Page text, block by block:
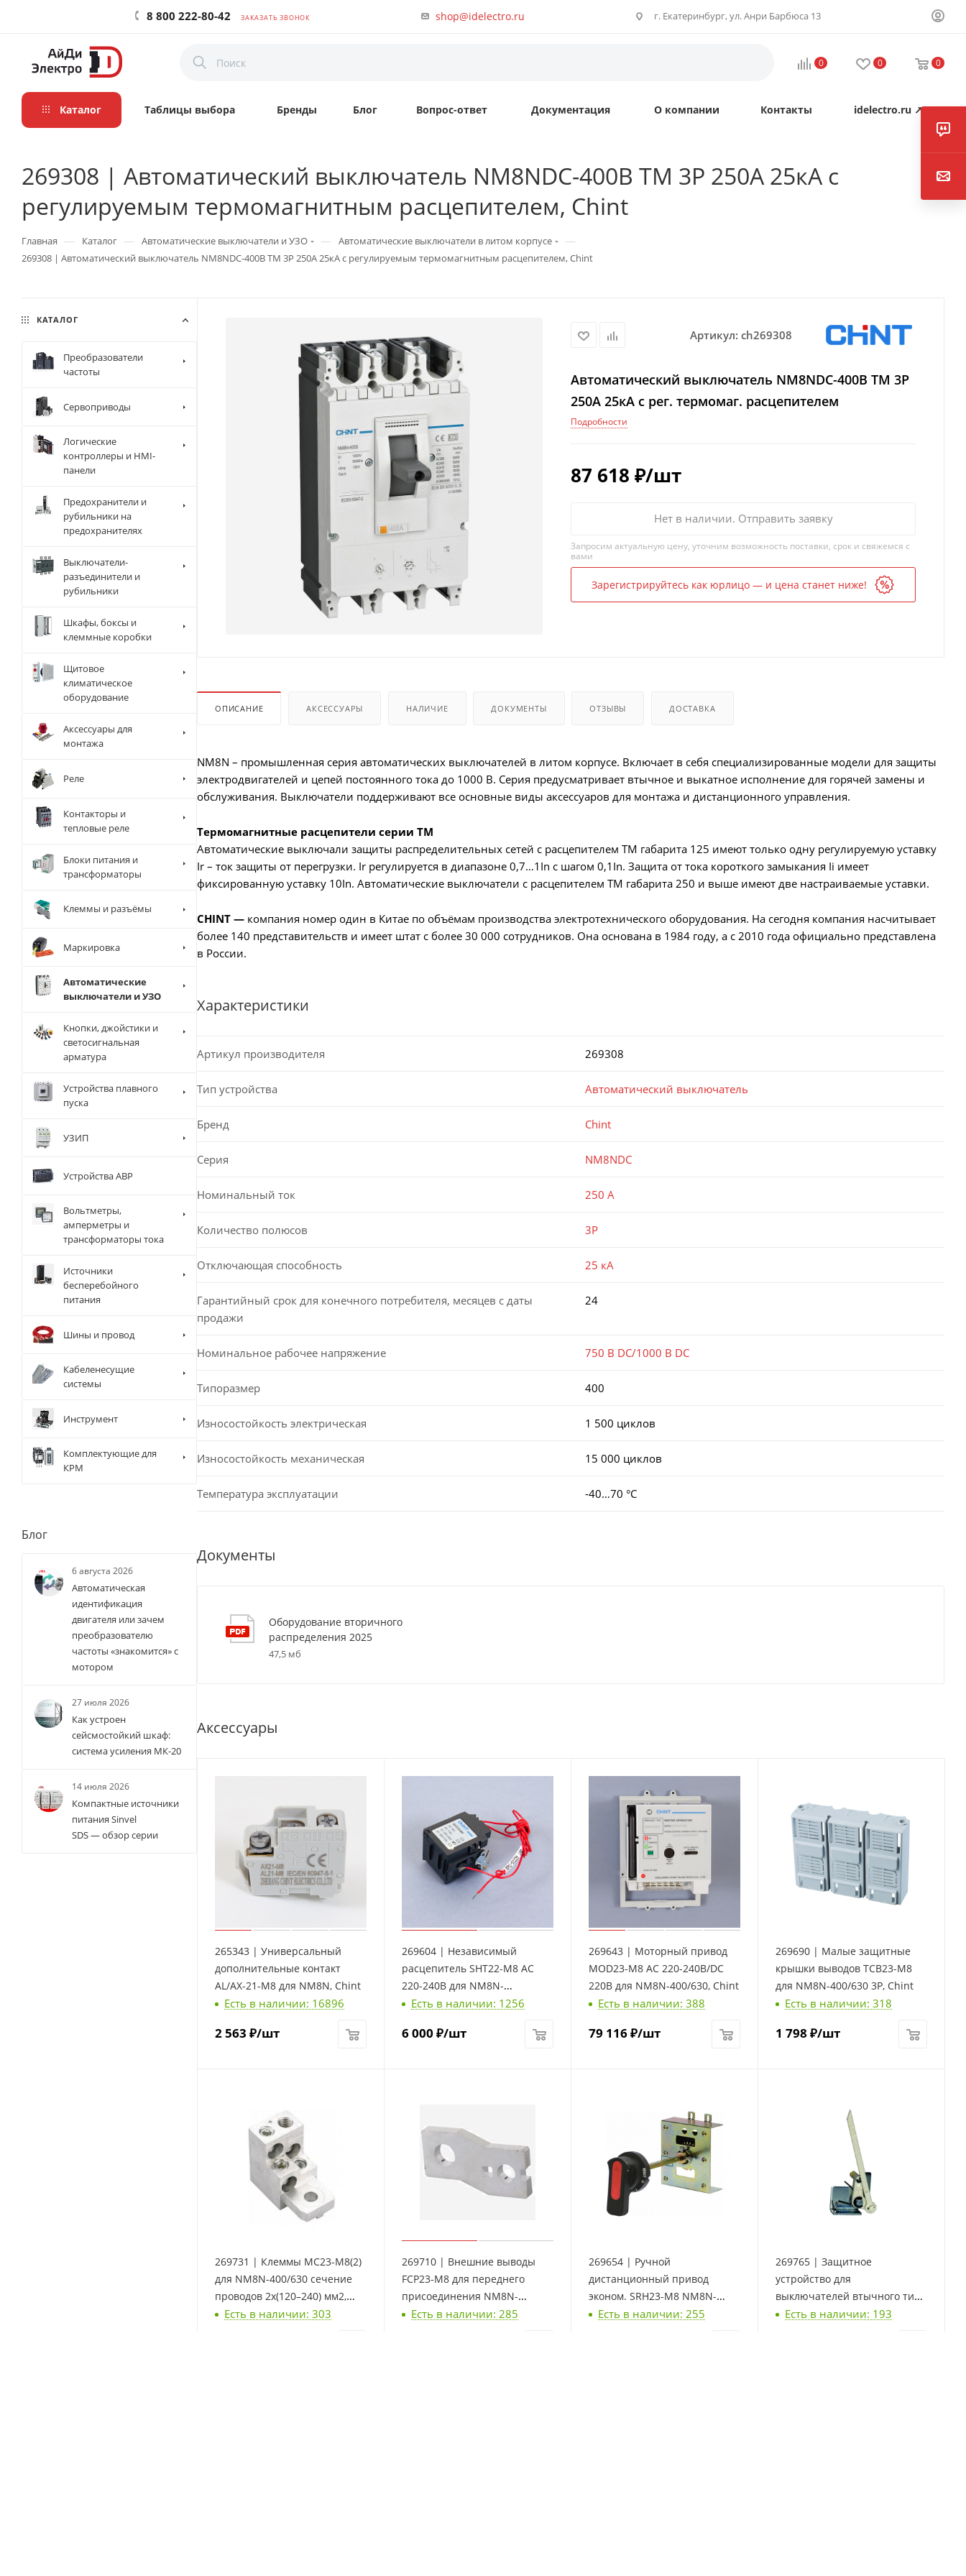
8 800 222-80-42 ЗАКАЗАТЬ ЗВОНОК shop@idelectro.ru г. Екатеринбург, ул. Анри Барбюса 13
0 0 0
Каталог Таблицы выбора Бренды Блог Вопрос-ответ Документация О компании Контакты idelectro.ru ↗
269308 | Автоматический выключатель NM8NDC-400B TM 3P 250А 25кА с
регулируемым термомагнитным расцепителем, Chint
Главная — Каталог — Автоматические выключатели и УЗО — Автоматические выключатели в литом корпусе —
269308 | Автоматический выключатель NM8NDC-400B TM 3P 250А 25кА с регулируемым термомагнитным расцепителем, Chint
Артикул: ch269308
Автоматический выключатель NM8NDC-400B TM 3P
250А 25кА с рег. термомаг. расцепителем
Подробности
87 618 ₽/шт
Нет в наличии. Отправить заявку
Запросим актуальную цену, уточним возможность поставки, срок и свяжемся с
вами
Зарегистрируйтесь как юрлицо — и цена станет ниже!
ОПИСАНИЕ АКСЕССУАРЫ НАЛИЧИЕ ДОКУМЕНТЫ ОТЗЫВЫ ДОСТАВКА
NM8N – промышленная серия автоматических выключателей в литом корпусе. Включает в себя специализированные модели для защиты
электродвигателей и цепей постоянного тока до 1000 В. Серия предусматривает втычное и выкатное исполнение для горячей замены и
обслуживания. Выключатели поддерживают все основные виды аксессуаров для монтажа и дистанционного управления.
Термомагнитные расцепители серии TM
Автоматические выключали защиты распределительных сетей с расцепителем TM габарита 125 имеют только одну регулируемую уставку
Ir – ток защиты от перегрузки. Ir регулируется в диапазоне 0,7…1In с шагом 0,1In. Защита от тока короткого замыкания Ii имеет
фиксированную уставку 10In. Автоматические выключатели c расцепителем TM габарита 250 и выше имеют две настраиваемые уставки.
CHINT — компания номер один в Китае по объёмам производства электротехнического оборудования. На сегодня компания насчитывает
более 140 представительств и имеет штат с более 30 000 сотрудников. Она основана в 1984 году, а с 2010 года официально представлена
в России.
Характеристики
Артикул производителя 269308
Тип устройства Автоматический выключатель
Бренд Chint
Серия NM8NDC
Номинальный ток 250 А
Количество полюсов 3P
Отключающая способность 25 кА
Гарантийный срок для конечного потребителя, месяцев с даты
продажи
24
Номинальное рабочее напряжение 750 В DC/1000 В DC
Типоразмер 400
Износостойкость электрическая 1 500 циклов
Износостойкость механическая 15 000 циклов
Температура эксплуатации -40…70 °C
Документы
Оборудование вторичного
распределения 2025
47,5 мб
Аксессуары
265343 | Универсальный
дополнительные контакт
AL/AX-21-M8 для NM8N, Chint
Есть в наличии: 16896
2 563 ₽/шт
269604 | Независимый
расцепитель SHT22-M8 AC
220-240В для NM8N-
250/400/630, Chint
Есть в наличии: 1256
6 000 ₽/шт
269643 | Моторный привод
MOD23-M8 AC 220-240В/DC
220В для NM8N-400/630, Chint
Есть в наличии: 388
79 116₽/шт
269690 | Малые защитные
крышки выводов TCВ23-M8
для NM8N-400/630 3P, Chint
Есть в наличии: 318
1 798 ₽/шт
269731 | Клеммы MC23-M8(2)
для NM8N-400/630 cечение
проводов 2x(120–240) мм2,
Chint
Есть в наличии: 303
269710 | Внешние выводы
FCP23-M8 для переднего
присоединения NM8N-
400/630 3P (6 штук), Chint
Есть в наличии: 285
269654 | Ручной
дистанционный привод
эконом. SRH23-M8 NM8N-
400/630, Chint
Есть в наличии: 255
269765 | Защитное
устройство для
выключателей втычного типа
PISD23-M8, NM8N-400/630 TM
Есть в наличии: 193
КАТАЛОГ
Преобразователи
частоты
Сервоприводы
Логические
контроллеры и HMI-
панели
Предохранители и
рубильники на
предохранителях
Выключатели-
разъединители и
рубильники
Шкафы, боксы и
клеммные коробки
Щитовое
климатическое
оборудование
Аксессуары для
монтажа
Реле
Контакторы и
тепловые реле
Блоки питания и
трансформаторы
Клеммы и разъёмы
Маркировка
Автоматические
выключатели и УЗО
Кнопки, джойстики и
светосигнальная
арматура
Устройства плавного
пуска
УЗИП
Устройства АВР
Вольтметры,
амперметры и
трансформаторы тока
Источники
бесперебойного
питания
Шины и провод
Кабеленесущие
системы
Инструмент
Комплектующие для
КРМ
Блог
6 августа 2026
Автоматическая
идентификация
двигателя или зачем
преобразователю
частоты «знакомится» с
мотором
27 июля 2026
Как устроен
сейсмостойкий шкаф:
система усиления МК-20
14 июля 2026
Компактные источники
питания Sinvel
SDS — обзор серии